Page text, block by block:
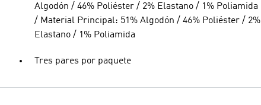
Algodón / 46% Poliéster / 2% Elastano / 1% Poliamida
/ Material Principal: 51% Algodón / 46% Poliéster / 2%
Elastano / 1% Poliamida
Tres pares por paquete